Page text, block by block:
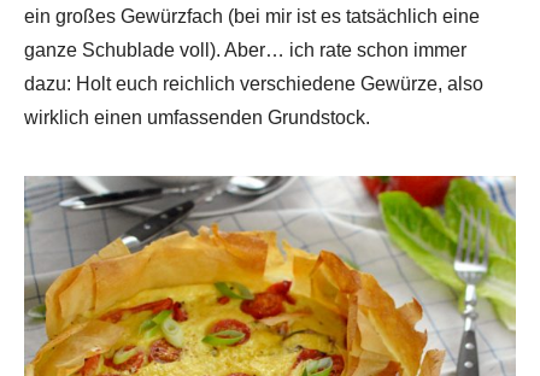
ein großes Gewürzfach (bei mir ist es tatsächlich eine
ganze Schublade voll). Aber… ich rate schon immer
dazu: Holt euch reichlich verschiedene Gewürze, also
wirklich einen umfassenden Grundstock.